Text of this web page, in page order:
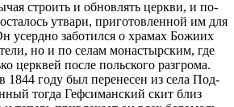
стро­ить и об­нов­лять церк­ви, и по­
утва­ри, при­го­тов­лен­ной им для
усерд­но за­бо­тил­ся о хра­мах Бо­жи­их
но и по се­лам мо­на­стыр­ским, где
церк­вей по­сле поль­ско­го раз­гро­ма.
1844 го­ду был пе­ре­не­сен из се­ла Под­
то­гда Геф­си­ман­ский скит близ